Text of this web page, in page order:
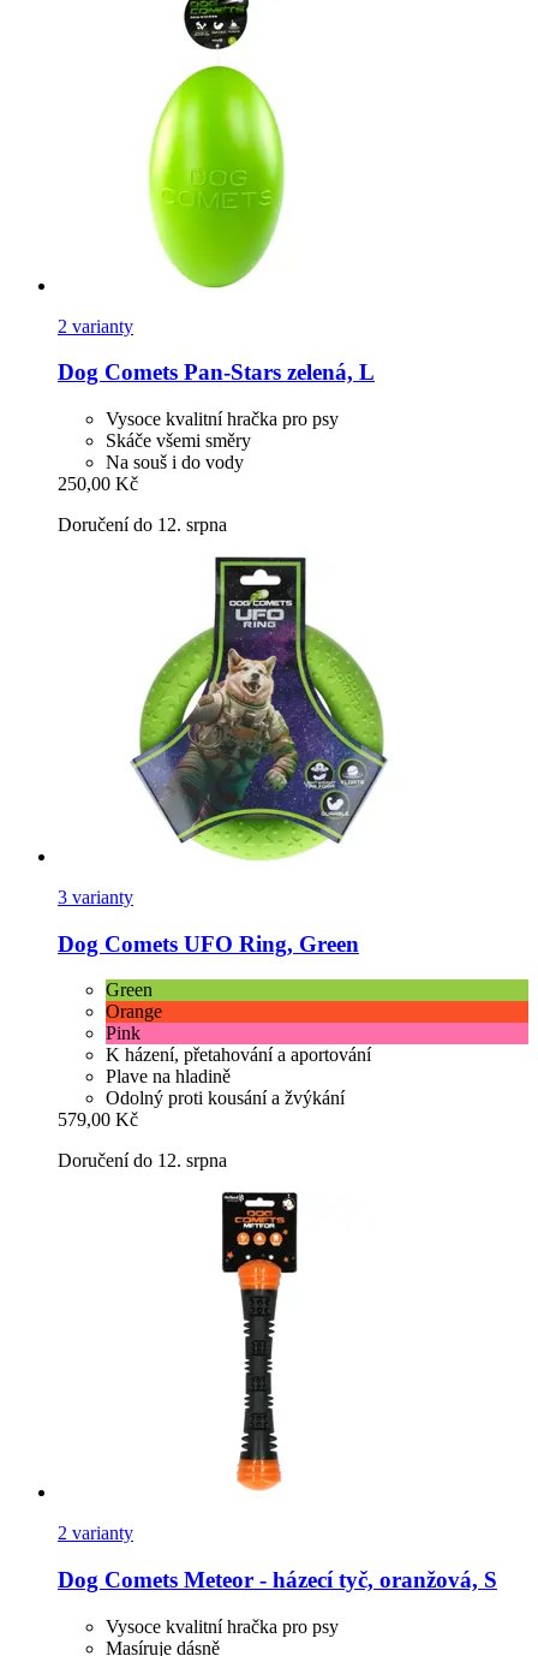
2 varianty
Dog Comets Pan-​Stars zelená, L
Vysoce kvalitní hračka pro psy
Skáče všemi směry
Na souš i do vody
250,00 Kč
Doručení do 12. srpna
3 varianty
Dog Comets UFO Ring, Green
Green
Orange
Pink
K házení, přetahování a aportování
Plave na hladině
Odolný proti kousání a žvýkání
579,00 Kč
Doručení do 12. srpna
2 varianty
Dog Comets Meteor -​ házecí tyč, oranžová, S
Vysoce kvalitní hračka pro psy
Masíruje dásně